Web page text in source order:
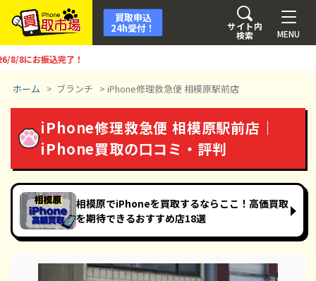
MENU
サイト内
検索
買取申込
24h受付！
お振込完了！
ホーム > ブランチ > iPhone修理救急便 相模原駅前店
iPhone修理救急便 相模原駅前店｜
iPhone買取の口コミ・評判
相模原でiPhoneを買取するならここ！高価買取
を期待できるおすすめ店18選